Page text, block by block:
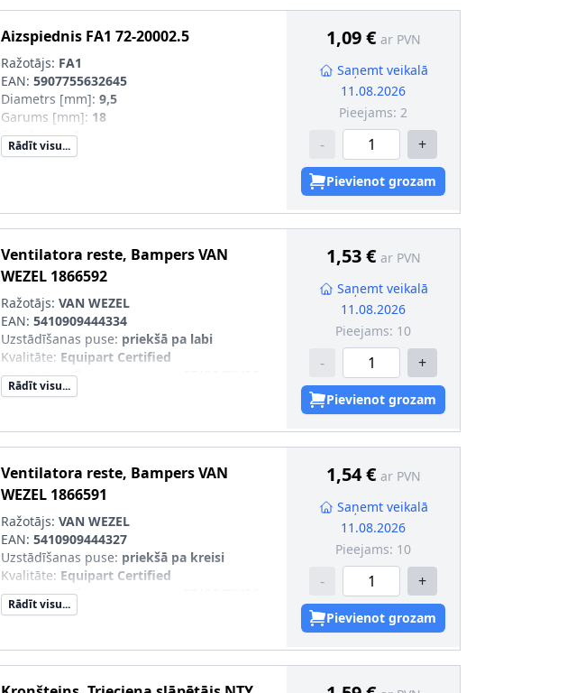
Aizspiednis FA1 72-20002.5
Ražotājs: FA1
EAN: 5907755632645
Diametrs [mm]: 9,5
Garums [mm]: 18
Daudzums:5
Rādīt visu...
1,09 € ar PVN
Saņemt veikalā
11.08.2026
Pieejams: 2
- +
Pievienot grozam
Ventilatora reste, BampersVAN
WEZEL 1866592
Ražotājs: VAN WEZEL
EAN: 5410909444334
Uzstādīšanas puse: priekšā pa labi
Kvalitāte: Equipart Certified
izņemot aprīkojuma variantu
Garantija:ar pielāgotas formas garantiju
pāra artikulu numuri:1866591
Rādīt visu...
1,53 € ar PVN
Saņemt veikalā
11.08.2026
Pieejams: 10
- +
Pievienot grozam
Ventilatora reste, BampersVAN
WEZEL 1866591
Ražotājs: VAN WEZEL
EAN: 5410909444327
Uzstādīšanas puse: priekšā pa kreisi
Kvalitāte: Equipart Certified
izņemot aprīkojuma variantu
Garantija:ar pielāgotas formas garantiju
pāra artikulu numuri:1866592
Rādīt visu...
1,54 € ar PVN
Saņemt veikalā
11.08.2026
Pieejams: 10
- +
Pievienot grozam